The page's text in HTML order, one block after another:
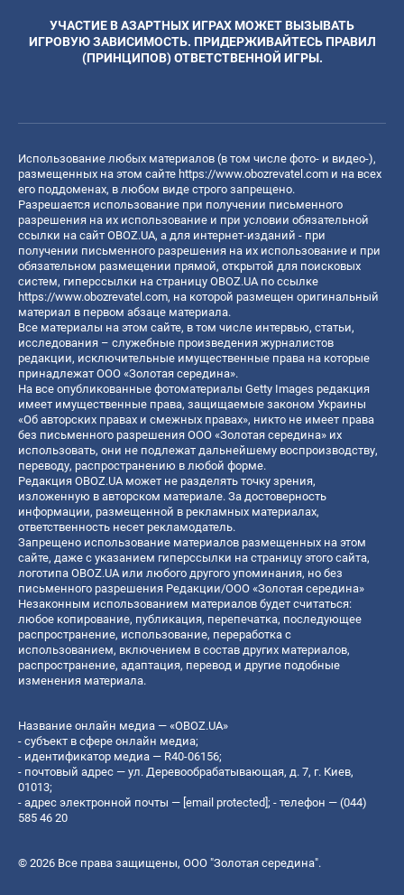
УЧАСТИЕ В АЗАРТНЫХ ИГРАХ МОЖЕТ ВЫЗЫВАТЬ
ИГРОВУЮ ЗАВИСИМОСТЬ. ПРИДЕРЖИВАЙТЕСЬ ПРАВИЛ
(ПРИНЦИПОВ) ОТВЕТСТВЕННОЙ ИГРЫ.
Использование любых материалов (в том числе фото- и видео-),
размещенных на этом сайте https://www.obozrevatel.com и на всех
его поддоменах, в любом виде строго запрещено.
Разрешается использование при получении письменного
разрешения на их использование и при условии обязательной
ссылки на сайт OBOZ.UA, а для интернет-изданий - при
получении письменного разрешения на их использование и при
обязательном размещении прямой, открытой для поисковых
систем, гиперссылки на страницу OBOZ.UA по ссылке
https://www.obozrevatel.com, на которой размещен оригинальный
материал в первом абзаце материала.
Все материалы на этом сайте, в том числе интервью, статьи,
исследования – служебные произведения журналистов
редакции, исключительные имущественные права на которые
принадлежат ООО «Золотая середина».
На все опубликованные фотоматериалы Getty Images редакция
имеет имущественные права, защищаемые законом Украины
«Об авторских правах и смежных правах», никто не имеет права
без письменного разрешения ООО «Золотая середина» их
использовать, они не подлежат дальнейшему воспроизводству,
переводу, распространению в любой форме.
Редакция OBOZ.UA может не разделять точку зрения,
изложенную в авторском материале. За достоверность
информации, размещенной в рекламных материалах,
ответственность несет рекламодатель.
Запрещено использование материалов размещенных на этом
сайте, даже с указанием гиперссылки на страницу этого сайта,
логотипа OBOZ.UA или любого другого упоминания, но без
письменного разрешения Редакции/ООО «Золотая середина»
Незаконным использованием материалов будет считаться:
любое копирование, публикация, перепечатка, последующее
распространение, использование, переработка с
использованием, включением в состав других материалов,
распространение, адаптация, перевод и другие подобные
изменения материала.
Название онлайн медиа — «OBOZ.UA»
- субъект в сфере онлайн медиа;
- идентификатор медиа — R40-06156;
- почтовый адрес — ул. Деревообрабатывающая, д. 7, г. Киев,
01013;
- адрес электронной почты — [email protected]; - телефон — (044)
585 46 20
© 2026 Все права защищены, ООО "Золотая середина".